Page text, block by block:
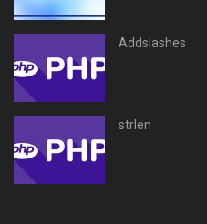
Addslashes
strlen